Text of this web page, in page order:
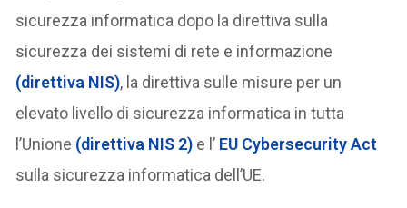
sicurezza informatica dopo la direttiva sulla
sicurezza dei sistemi di rete e informazione
(direttiva NIS), la direttiva sulle misure per un
elevato livello di sicurezza informatica in tutta
l’Unione (direttiva NIS 2) e l’ EU Cybersecurity Act
sulla sicurezza informatica dell’UE.